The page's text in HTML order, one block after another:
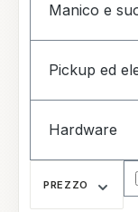
Manico e
Pickup ed
Hardware
PREZZO